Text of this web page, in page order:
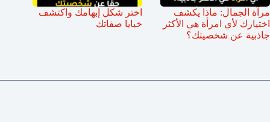
مرآة الجمال: ماذا يكشف
اختيارك لأي امرأة هي الأكثر
جاذبية عن شخصيتك؟
اختر شكل إبهامك واكتشف
خبايا صفاتك